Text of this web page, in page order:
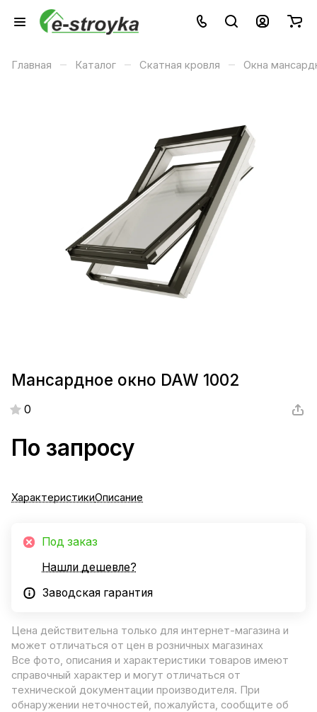
Главная – Каталог – Скатная кровля – Окна
Мансардное окно DAW 1002
0
По запросу
ХарактеристикиОписание
Под заказ
Нашли дешевле?
Заводская гарантия
Цена действительна только для интернет-магазина и
может отличаться от цен в розничных магазинах
Все фото, описания и характеристики товаров имеют
справочный характер и могут отличаться от
технической документации производителя. При
обнаружении неточностей, пожалуйста, сообщите об